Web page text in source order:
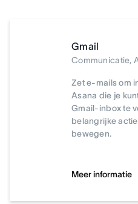
Gmail
Communicatie,
Zet e-mails om
Asana die je
Gmail-inbox te
belangrijke
bewegen.
Meer informatie